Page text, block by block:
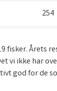
254
fisker. Årets
vi ikke har
god for de